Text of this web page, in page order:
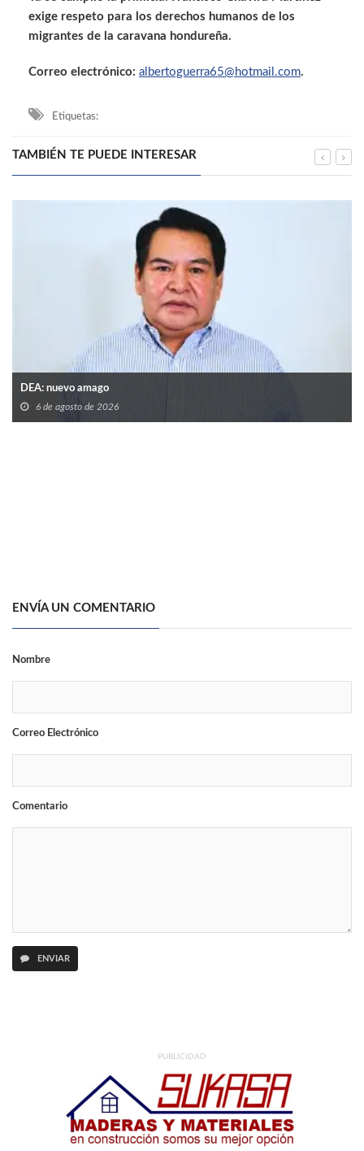
exige respeto para los derechos humanos de los
migrantes de la caravana hondureña.
Correo electrónico: albertoguerra65@hotmail.com.
Etiquetas:
TAMBIÉN TE PUEDE INTERESAR
DEA: nuevo amago
6 de agosto de 2026
ENVÍA UN COMENTARIO
Nombre
Correo Electrónico
Comentario
ENVIAR
PUBLICIDAD